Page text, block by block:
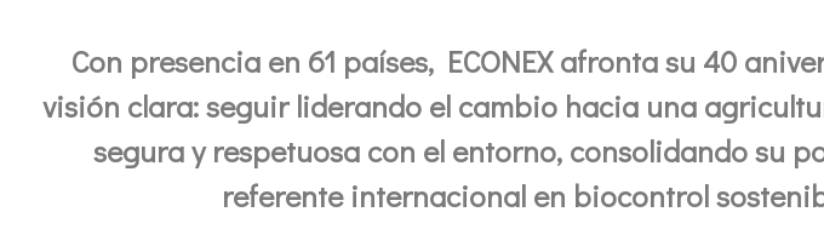
Con presencia en 61 países, ECONEX afronta su 40
visión clara: seguir liderando el cambio hacia una
segura y respetuosa con el entorno, consolidando su
referente internacional en biocontrol